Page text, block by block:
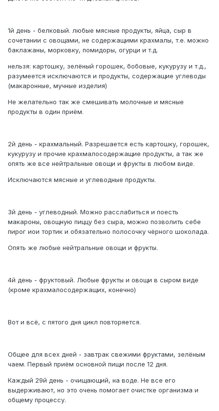
1й день - белковый. любые мясные продукты, яйца, сыр в
сочетании с овощами, не содержащими крахмалы, т.е. можно
баклажаны, морковку, помидоры, огурци и т.д.
нельзя: картошку, зелёный горошек, бобовые, кукурузу и т.д.,
разумеется исключаются и продукты, содержащие углеводы
(макаронные, мучные изделия)
Не желательно так же смешивать молочные и мясные
продукты в один приём.
2й день - крахмальный. Разрешается есть картошку, горошек,
кукурузу и прочие крахмалосодержащие продукты, а так же
опять же все нейтральные овощи и фрукты в любом виде.
Исключаются мясные и углеводные продукты.
3й день - углеводный. Можно расслабиться и поесть
макароны, овощную пиццу без сыра, можно позволить себе
пирог иои тортик и обязательно полосочку чёрного шоколада.
Опять же любые нейтральные овощи и фрукты.
4й день - фруктовый. Любые фрукты и овощи в сыром виде
(кроме крахмалосодержащих, конечно)
Вот и всё, с пятого дня цикл повторяется.
Общее для всех дней - завтрак свежими фруктами, зелёным
чаем. Первый приём основной пищи после 12 дня.
Каждый 29й день - очищающий, на воде. Не все его
выдерживают, но это очень помогает очистке организма и
общему процессу.